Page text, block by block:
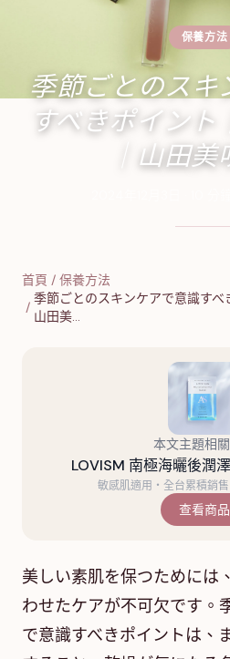
保養方法
季節ごとのスキ
すべきポイン
｜山田
首頁 / 保養方法
/
季節ごとのスキンケアで意識すべ
山田美…
本文主題相
LOVISM 南極海曬後潤
敏感肌適用・全台累積銷
查看商品
美しい素肌を保つためには
わせたケアが不可欠です。
で意識すべきポイントは、